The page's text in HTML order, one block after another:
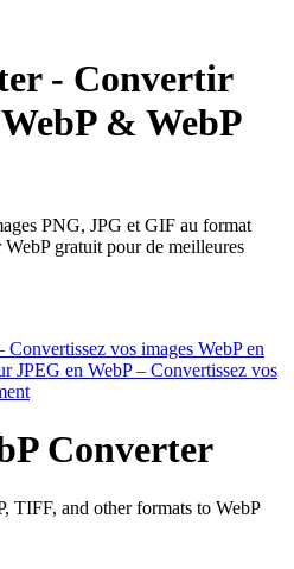
- Convertir
& WebP
PNG, JPG et GIF au format
gratuit pour de meilleures
vos images WebP en
JPEG en WebP – Convertissez vos
Converter
TIFF, and other formats to WebP